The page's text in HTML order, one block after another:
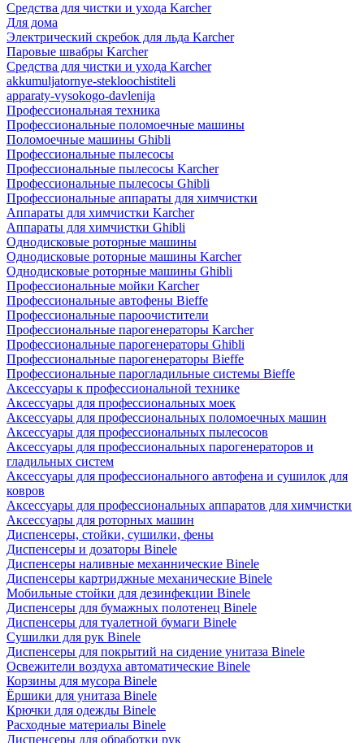
Средства для чистки и ухода Karcher
Для дома
Электрический скребок для льда Karcher
Паровые швабры Karcher
Средства для чистки и ухода Karcher
akkumuljatornye-stekloochistiteli
apparaty-vysokogo-davlenija
Профессиональная техника
Профессиональные поломоечные машины
Поломоечные машины Ghibli
Профессиональные пылесосы
Профессиональные пылесосы Karcher
Профессиональные пылесосы Ghibli
Профессиональные аппараты для химчистки
Аппараты для химчистки Karcher
Аппараты для химчистки Ghibli
Однодисковые роторные машины
Однодисковые роторные машины Karcher
Однодисковые роторные машины Ghibli
Профессиональные мойки Karcher
Профессиональные автофены Bieffe
Профессиональные пароочистители
Профессиональные парогенераторы Karcher
Профессиональные парогенераторы Ghibli
Профессиональные парогенераторы Bieffe
Профессиональные парогладильные системы Bieffe
Аксессуары к профессиональной технике
Аксессуары для профессиональных моек
Аксессуары для профессиональных поломоечных машин
Аксессуары для профессиональных пылесосов
Аксессуары для профессиональных парогенераторов и
гладильных систем
Аксессуары для профессионального автофена и сушилок для
ковров
Аксессуары для профессиональных аппаратов для химчистки
Аксессуары для роторных машин
Диспенсеры, стойки, сушилки, фены
Диспенсеры и дозаторы Binele
Диспенсеры наливные механнические Binele
Диспенсеры картриджные механические Binele
Мобильные стойки для дезинфекции Binele
Диспенсеры для бумажных полотенец Binele
Диспенсеры для туалетной бумаги Binele
Сушилки для рук Binele
Диспенсеры для покрытий на сидение унитаза Binele
Освежители воздуха автоматические Binele
Корзины для мусора Binele
Ёршики для унитаза Binele
Крючки для одежды Binele
Расходные материалы Binele
Диспенсеры для обработки рук